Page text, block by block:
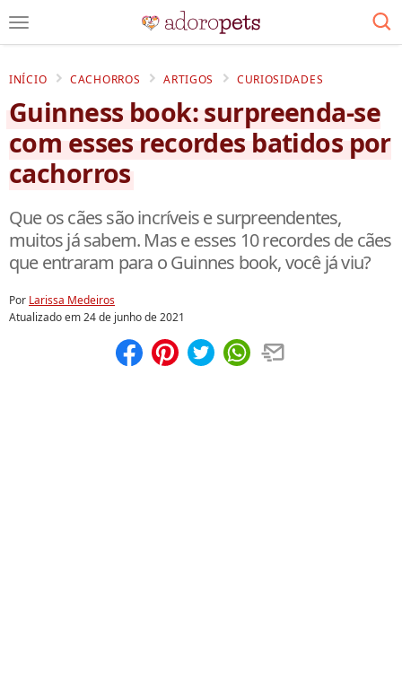
INÍCIO CACHORROS ARTIGOS CURIOSIDADES
Guinness book: surpreenda-se
com esses recordes batidos por
cachorros
Que os cães são incríveis e surpreendentes,
muitos já sabem. Mas e esses 10 recordes de cães
que entraram para o Guinnes book, você já viu?
Por Larissa Medeiros
Atualizado em24 de junho de 2021